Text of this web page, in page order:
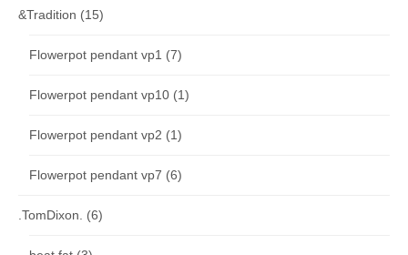
&Tradition (15)
Flowerpot pendant vp1 (7)
Flowerpot pendant vp10 (1)
Flowerpot pendant vp2 (1)
Flowerpot pendant vp7 (6)
.TomDixon. (6)